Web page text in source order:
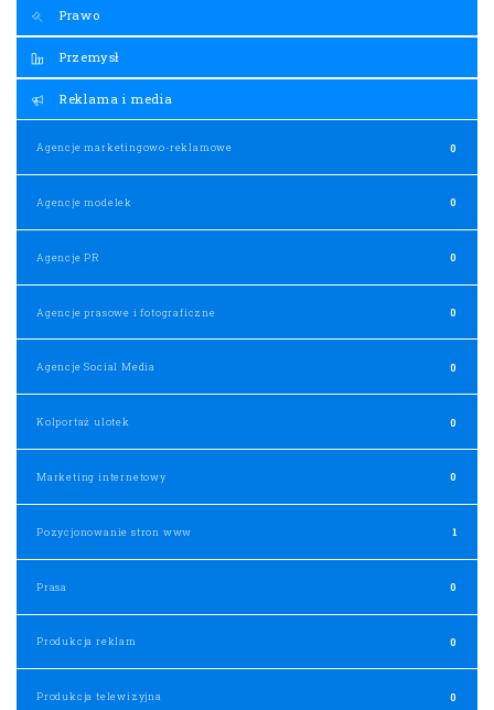
Prawo
Przemysł
Reklama i media
Agencje marketingowo-reklamowe 0
Agencje modelek 0
Agencje PR 0
Agencje prasowe i fotograficzne 0
Agencje Social Media 0
Kolportaż ulotek 0
Marketing internetowy 0
Pozycjonowanie stron www 1
Prasa 0
Produkcja reklam 0
Produkcja telewizyjna 0